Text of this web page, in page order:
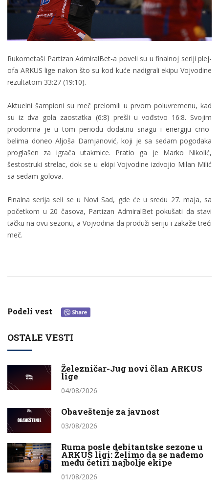
Rukometaši Partizan AdmiralBet-a poveli su u finalnoj seriji plej-
ofa ARKUS lige nakon što su kod kuće nadigrali ekipu Vojvodine
rezultatom 33:27 (19:10).
Aktuelni šampioni su meč prelomili u prvom poluvremenu, kad
su iz dva gola zaostatka (6:8) prešli u vođstvo 16:8. Svojim
prodorima je u tom periodu dodatnu snagu i energiju crno-
belima doneo Aljoša Damjanović, koji je sa sedam pogodaka
proglašen za igrača utakmice. Pratio ga je Marko Nikolić,
šestostruki strelac, dok se u ekipi Vojvodine izdvojio Milan Milić
sa sedam golova.
Finalna serija seli se u Novi Sad, gde će u sredu 27. maja, sa
početkom u 20 časova, Partizan AdmiralBet pokušati da stavi
tačku na ovu sezonu, a Vojvodina da produži seriju i zakaže treći
meč.
Podeli vest
OSTALE VESTI
Železničar-Jug novi član ARKUS
lige
04/08/2026
Obaveštenje za javnost
03/08/2026
Ruma posle debitantske sezone u
ARKUS ligi: Želimo da se nađemo
među četiri najbolje ekipe
01/08/2026